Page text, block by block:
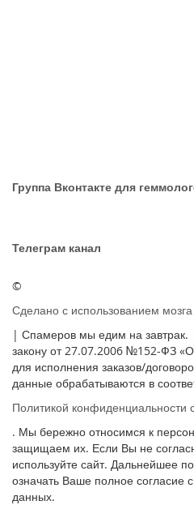
Группа Вконтакте для
Телеграм канал
©
Сделано с использованием мозга
| Спамеров мы едим на
закону от 27.07.2006 №152-ФЗ
для исполнения заказов/
данные обрабатываются в
Политикой конфиденциальности
. Мы бережно относимся к
защищаем их. Если Вы не
используйте сайт. Дальнейшее
означать Ваше полное согласие
данных.